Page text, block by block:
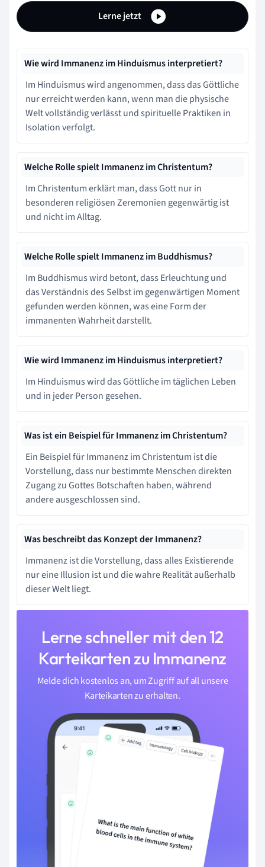
Lerne jetzt
Wie wird Immanenz im Hinduismus interpretiert?
Im Hinduismus wird angenommen, dass das Göttliche
nur erreicht werden kann, wenn man die physische
Welt vollständig verlässt und spirituelle Praktiken in
Isolation verfolgt.
Welche Rolle spielt Immanenz im Christentum?
Im Christentum erklärt man, dass Gott nur in
besonderen religiösen Zeremonien gegenwärtig ist
und nicht im Alltag.
Welche Rolle spielt Immanenz im Buddhismus?
Im Buddhismus wird betont, dass Erleuchtung und
das Verständnis des Selbst im gegenwärtigen Moment
gefunden werden können, was eine Form der
immanenten Wahrheit darstellt.
Wie wird Immanenz im Hinduismus interpretiert?
Im Hinduismus wird das Göttliche im täglichen Leben
und in jeder Person gesehen.
Was ist ein Beispiel für Immanenz im Christentum?
Ein Beispiel für Immanenz im Christentum ist die
Vorstellung, dass nur bestimmte Menschen direkten
Zugang zu Gottes Botschaften haben, während
andere ausgeschlossen sind.
Was beschreibt das Konzept der Immanenz?
Immanenz ist die Vorstellung, dass alles Existierende
nur eine Illusion ist und die wahre Realität außerhalb
dieser Welt liegt.
Lerne schneller mit den 12
Karteikarten zu Immanenz
Melde dich kostenlos an, um Zugriff auf all unsere
Karteikarten zu erhalten.